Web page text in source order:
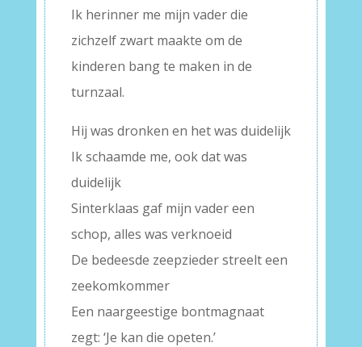
Ik herinner me mijn vader die
zichzelf zwart maakte om de
kinderen bang te maken in de
turnzaal.
Hij was dronken en het was duidelijk
Ik schaamde me, ook dat was
duidelijk
Sinterklaas gaf mijn vader een
schop, alles was verknoeid
De bedeesde zeepzieder streelt een
zeekomkommer
Een naargeestige bontmagnaat
zegt: ‘Je kan die opeten.’